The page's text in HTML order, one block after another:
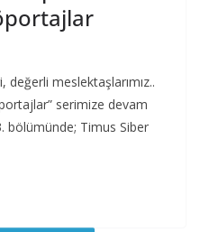
meslektaşlarımız..
serimize devam
bölümünde; Timus Siber